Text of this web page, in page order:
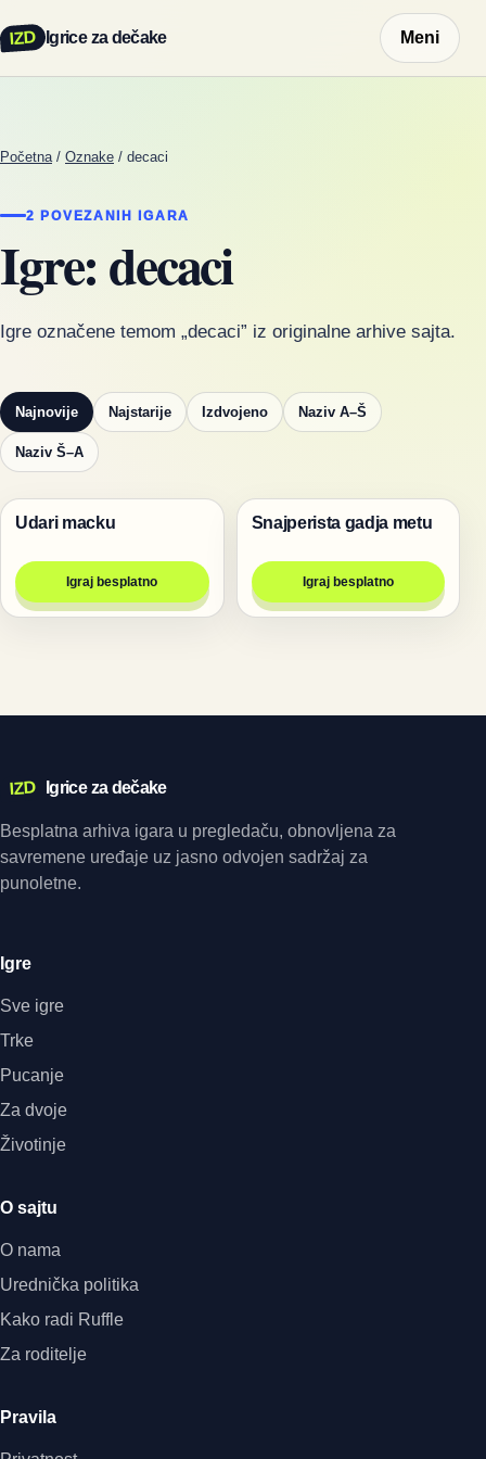
IZD Igrice za dečake Meni
Početna / Oznake / decaci
2 POVEZANIH IGARA
Igre: decaci
Igre označene temom „decaci” iz originalne arhive sajta.
Najnovije Najstarije Izdvojeno Naziv A–Š
Naziv Š–A
Igre
Udari macku
Igraj besplatno
Pucanje
Snajperista gadja metu
Igraj besplatno
IZD Igrice za dečake
Besplatna arhiva igara u pregledaču, obnovljena za
savremene uređaje uz jasno odvojen sadržaj za
punoletne.
Igre
Sve igre
Trke
Pucanje
Za dvoje
Životinje
O sajtu
O nama
Urednička politika
Kako radi Ruffle
Za roditelje
Pravila